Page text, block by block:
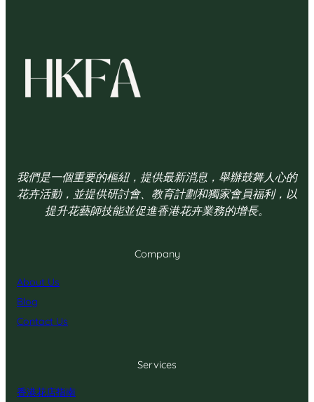
我們是一個重要的樞紐，提供最新消息，舉辦鼓舞人心的
花卉活動，並提供研討會、教育計劃和獨家會員福利，以
提升花藝師技能並促進香港花卉業務的增長。
Company
About Us
Blog
Contact Us
Services
香港花店指南